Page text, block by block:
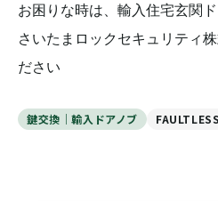
お困りな時は、輸入住宅玄関
さいたまロックセキュリティ
ださい
鍵交換｜輸入ドアノブ